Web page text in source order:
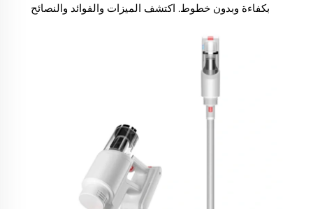
بكفاءة وبدون خطوط. اكتشف الميزات والفوائد والنصائح